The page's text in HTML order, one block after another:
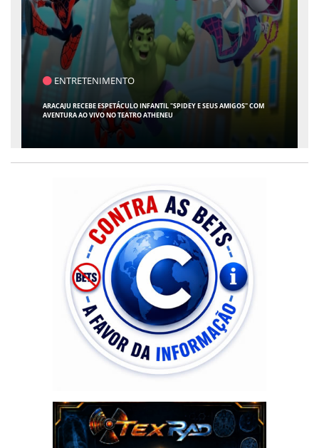
SAÚDE
CONTABILIDADE ESPECIALIZADA PARA MÉDICOS GANHA ESPAÇO EM SERGIPE
COM ATUAÇÃO PIONEIRA DA RISSI